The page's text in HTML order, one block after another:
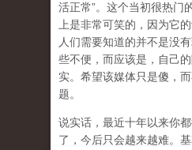
活正常”。这个当初很热门
上是非常可笑的，因为
人们需要知道的并不是没
些不便，而应该是，自己
实。希望该媒体只是傻，
题。
说实话，最近十年以来你
了，今后只会越来越难。基